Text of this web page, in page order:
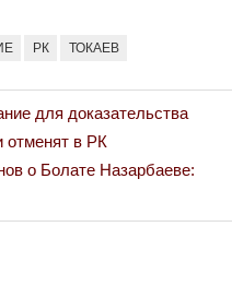
РК ТОКАЕВ
для доказательства
отменят в РК
о Болате Назарбаеве: